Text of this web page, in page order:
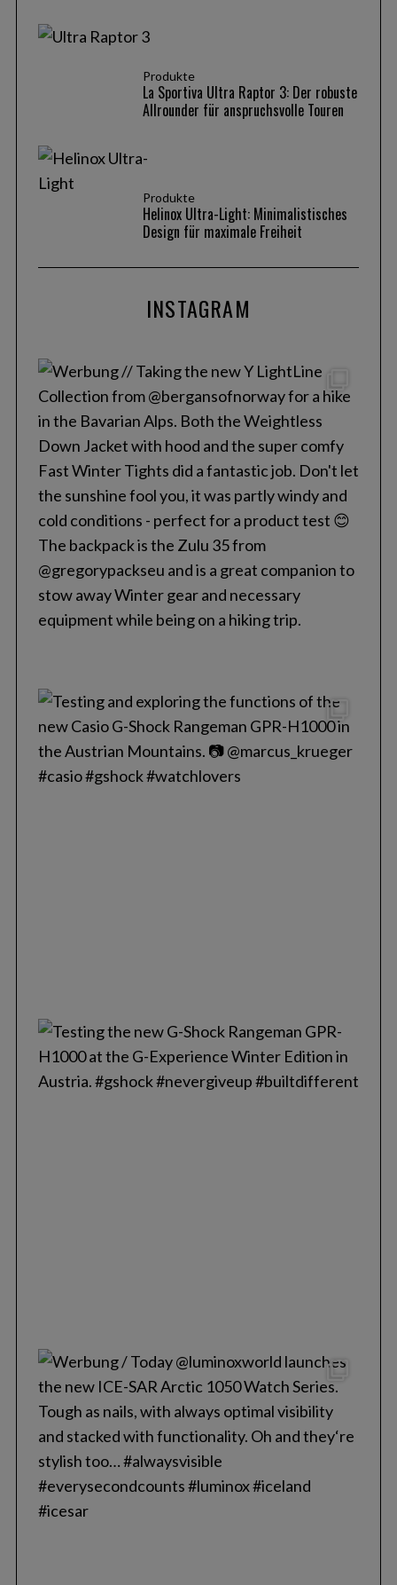
Produkte
La Sportiva Ultra Raptor 3: Der robuste
Allrounder für anspruchsvolle Touren
Produkte
Helinox Ultra-Light: Minimalistisches
Design für maximale Freiheit
INSTAGRAM